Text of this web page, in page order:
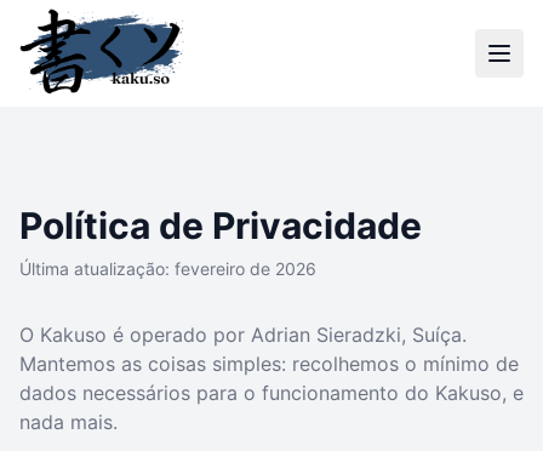
Política de Privacidade
Última atualização: fevereiro de 2026
O Kakuso é operado por Adrian Sieradzki, Suíça.
Mantemos as coisas simples: recolhemos o mínimo de
dados necessários para o funcionamento do Kakuso, e
nada mais.